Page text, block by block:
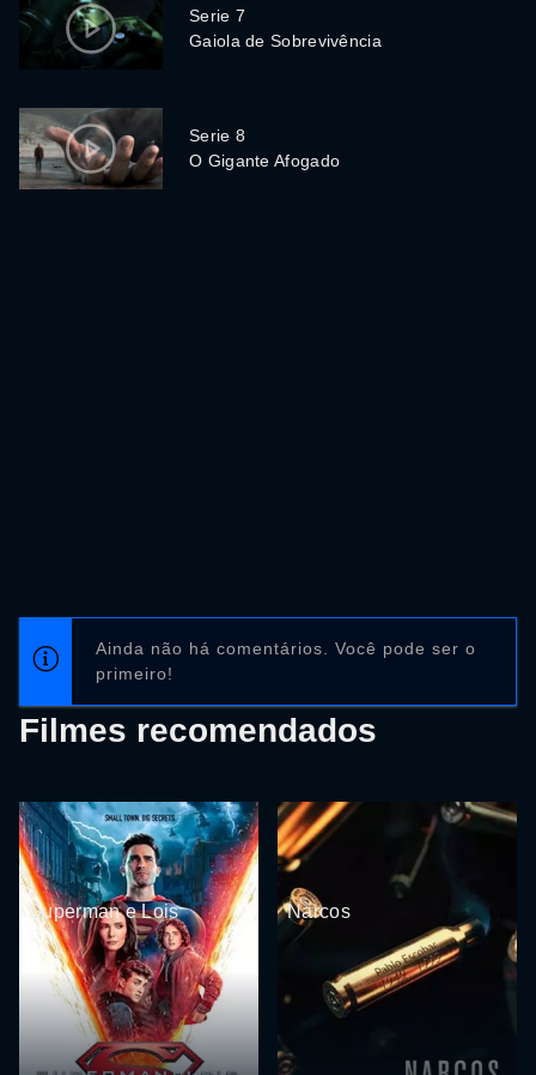
Serie 7
Gaiola de Sobrevivência
Serie 8
O Gigante Afogado
Ainda não há comentários. Você pode ser o
primeiro!
Filmes recomendados
Superman e Lois Narcos